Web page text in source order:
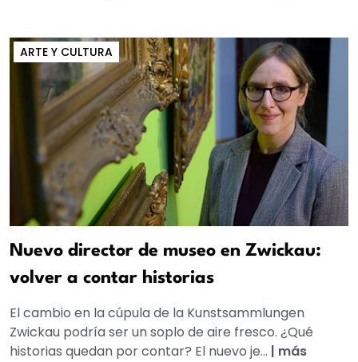
ARTE Y CULTURA
Nuevo director de museo en Zwickau:
volver a contar historias
El cambio en la cúpula de la Kunstsammlungen
Zwickau podría ser un soplo de aire fresco. ¿Qué
historias quedan por contar? El nuevo je... | más